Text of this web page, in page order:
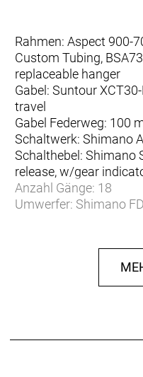
Rahmen: Aspect 900-
Custom Tubing,
replaceable hanger
Gabel: Suntour
travel
Gabel Federweg: 100
Schaltwerk: Shimano
Schalthebel: Shimano
release, w/gear
Anzahl Gänge: 18
Umwerfer: Shimano
Kurbelsatz: Shimano
Innenlager: Shimano